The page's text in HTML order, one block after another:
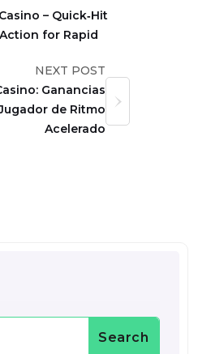
– Quick‑Hit
for Rapid
NEXT POST
Ganancias
de Ritmo
Acelerado
Search